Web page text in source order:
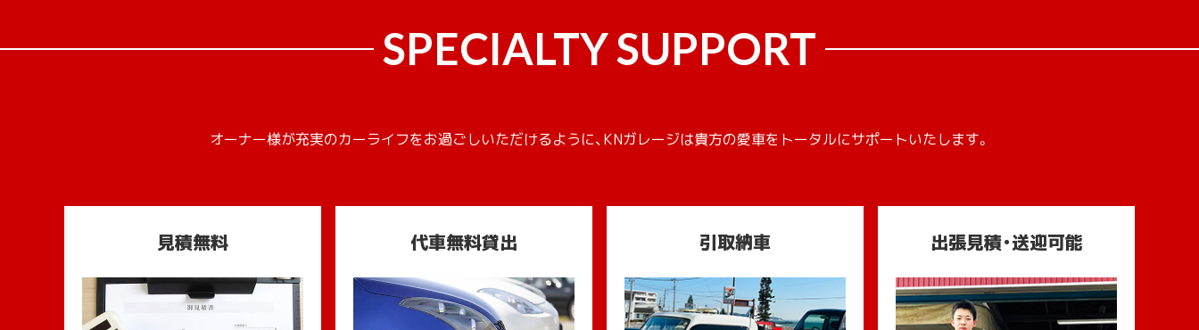
SPECIALTY SUPPORT
オーナー様が充実のカーライフをお過ごしいただけるように、KNガレージは貴方の愛車をトータルにサポートいたします。
見積無料 代車無料貸出 引取納車 出張見積・送迎可能